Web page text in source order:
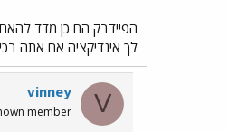
הפיידבק הם כן מדד
לך אינדיקציה אם אתה
V
vinney
member